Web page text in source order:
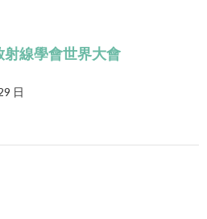
射線學會世界大會
日